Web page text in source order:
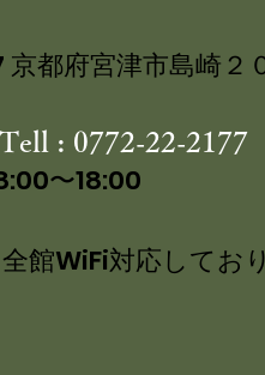
都府宮津市島崎２
Tell : 0772-22-2177
〜18:00
全館WiFi対応してお